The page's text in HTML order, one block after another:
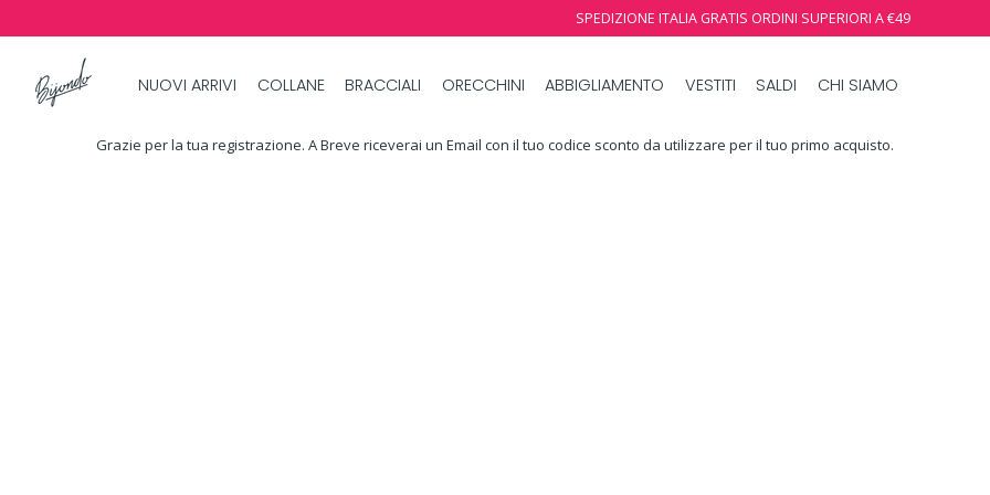
SPEDIZIONE ITALIA GRATIS ORDINI SUPERIORI A €49
NUOVI ARRIVI COLLANE BRACCIALI ORECCHINI ABBIGLIAMENTO VESTITI SALDI CHI SIAMO
Grazie per la tua registrazione. A Breve riceverai un Email con il tuo codice sconto da utilizzare per il tuo primo acquisto.